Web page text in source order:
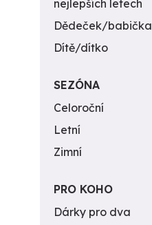
nejlepších letech
Dědeček/babička
Dítě/dítko
SEZÓNA
Celoroční
Letní
Zimní
PRO KOHO
Dárky pro dva